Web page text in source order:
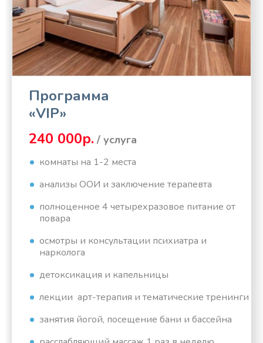
Программа
«VIP»
240 000р. / услуга
комнаты на 1-2 места
анализы ООИ и заключение терапевта
полноценное 4 четырехразовое питание от
повара
осмотры и консультации психиатра и
нарколога
детоксикация и капельницы
лекции арт-терапия и тематические тренинги
занятия йогой, посещение бани и бассейна